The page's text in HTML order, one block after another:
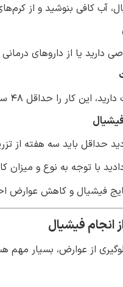
آب کافی بنوشید و از
دارید یا از داروهای
فیشیال انجام دهید تا پوست زمان کافی برای بهبود داشته باشد.
حداقل باید سه هفته از
به نوع و میزان کاری که روی پوست تان
فیشیال و کاهش عوارض
انجام فیشیال
از عوارض، بسیار مهم